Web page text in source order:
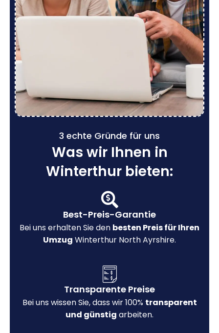
3 echte Gründe für uns
Was wir Ihnen in
Winterthur bieten:
Best-Preis-Garantie
Bei uns erhalten Sie den besten Preis für Ihren
Umzug Winterthur North Ayrshire.
Transparente Preise
Bei uns wissen Sie, dass wir 100% transparent
und günstig arbeiten.